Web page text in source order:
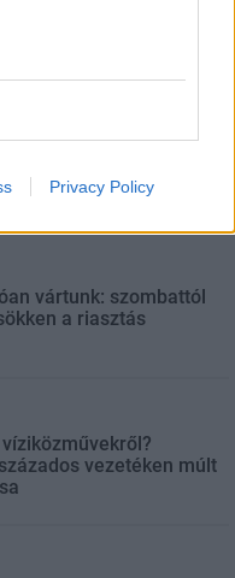
Privacy Policy
vártunk: szombattól
a riasztás
vezetéken múlt